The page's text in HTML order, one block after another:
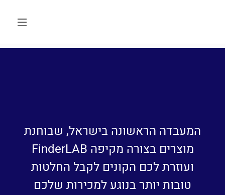
המעבדה הראשונה בישראל, שבוחנת
מוצרים בצורה מקיפה FinderLAB
ועוזרת לכם הקונים לקבל החלטות
טובות יותר בנוגע למכירות שלכם